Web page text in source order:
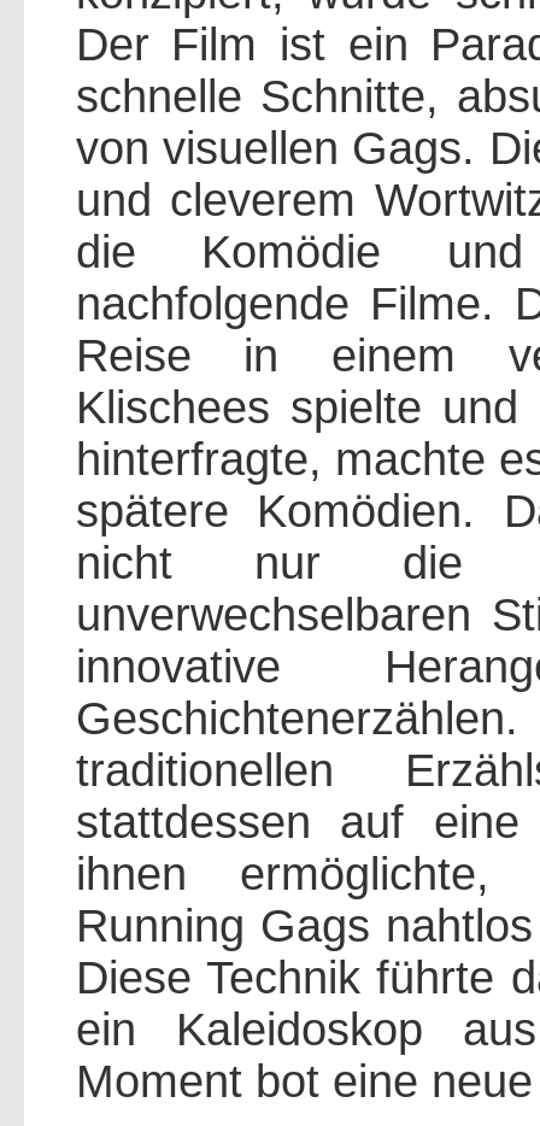
Der Film ist ein
schnelle Schnitte,
von visuellen Gags.
und cleverem
die Komödie und
nachfolgende Filme.
Reise in einem
Klischees spielte
hinterfragte, machte
spätere Komödien.
nicht nur die
unverwechselbaren
innovative
traditionellen
stattdessen auf
ihnen ermöglichte,
Running Gags
Diese Technik führte
ein Kaleidoskop
Moment bot eine